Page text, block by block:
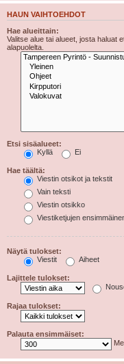
HAUN VAIHTOEHDOT
Hae alueittain:
Valitse alue tai alueet, josta haluat
alapuolelta.
Etsi sisäalueet:
Kyllä
Ei
Hae täältä:
Viestin otsikot ja tekstit
Vain teksti
Viestin otsikko
Viestiketjujen
Näytä tulokset:
Viestit
Aiheet
Lajittele tulokset:
Rajaa tulokset:
Palauta ensimmäiset: